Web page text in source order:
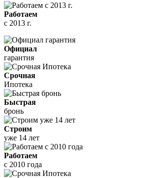
Работаем
с 2013 г.
Официал
гарантия
Срочная
Ипотека
Быстрая
бронь
Строим
уже 14 лет
Работаем
с 2010 года